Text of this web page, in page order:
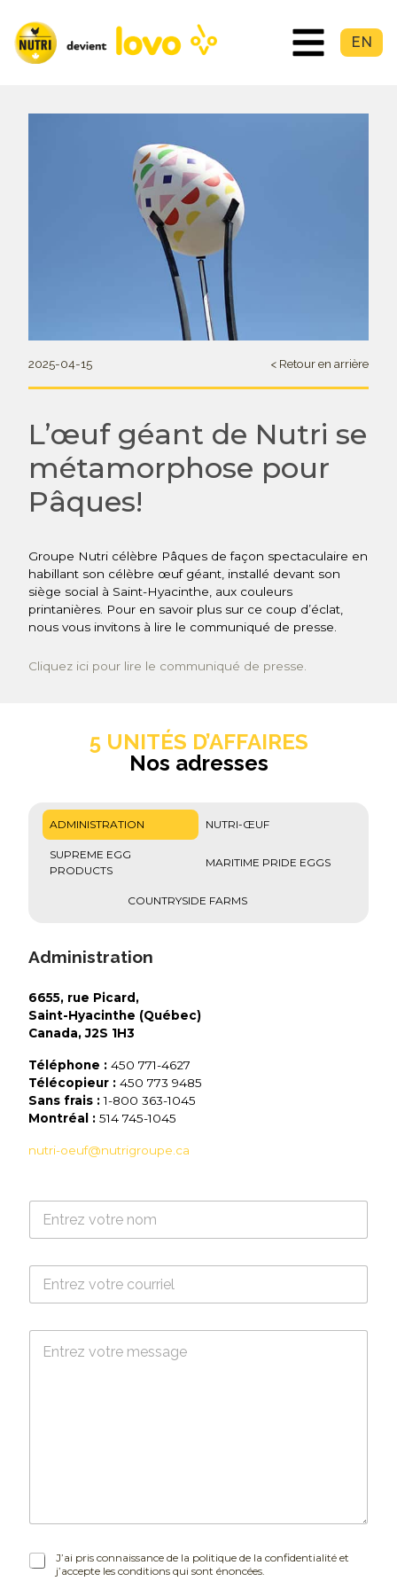
EN
2025-04-15 < Retour en arrière
L’œuf géant de Nutri se
métamorphose pour
Pâques!
Groupe Nutri célèbre Pâques de façon spectaculaire en
habillant son célèbre œuf géant, installé devant son
siège social à Saint-Hyacinthe, aux couleurs
printanières. Pour en savoir plus sur ce coup d’éclat,
nous vous invitons à lire le communiqué de presse.
Cliquez ici pour lire le communiqué de presse.
5 UNITÉS D’AFFAIRES
Nos adresses
ADMINISTRATION NUTRI-ŒUF
SUPREME EGG
PRODUCTS
MARITIME PRIDE EGGS
COUNTRYSIDE FARMS
Administration
6655, rue Picard,
Saint-Hyacinthe (Québec)
Canada, J2S 1H3
Téléphone : 450 771-4627
Télécopieur : 450 773 9485
Sans frais :1-800 363-1045
Montréal : 514 745-1045
nutri-oeuf@nutrigroupe.ca
m
u
J
J’ai pris connaissance de la politique de la confidentialité et
j’accepte les conditions qui sont énoncées.